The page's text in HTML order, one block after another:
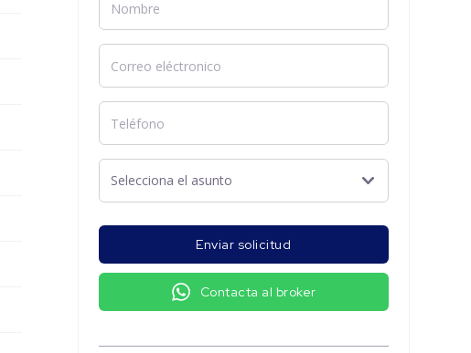
Enviar solicitud
Contacta al broker